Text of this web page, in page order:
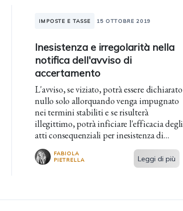
IMPOSTE E TASSE 15 OTTOBRE 2019
Inesistenza e irregolarità nella
notifica dell'avviso di
accertamento
L'avviso, se viziato, potrà essere dichiarato
nullo solo allorquando venga impugnato
nei termini stabiliti e se risulterà
illegittimo, potrà inficiare l'efficacia degli
atti consequenziali per inesistenza di
notifica.
FABIOLA
PIETRELLA
Leggi di più